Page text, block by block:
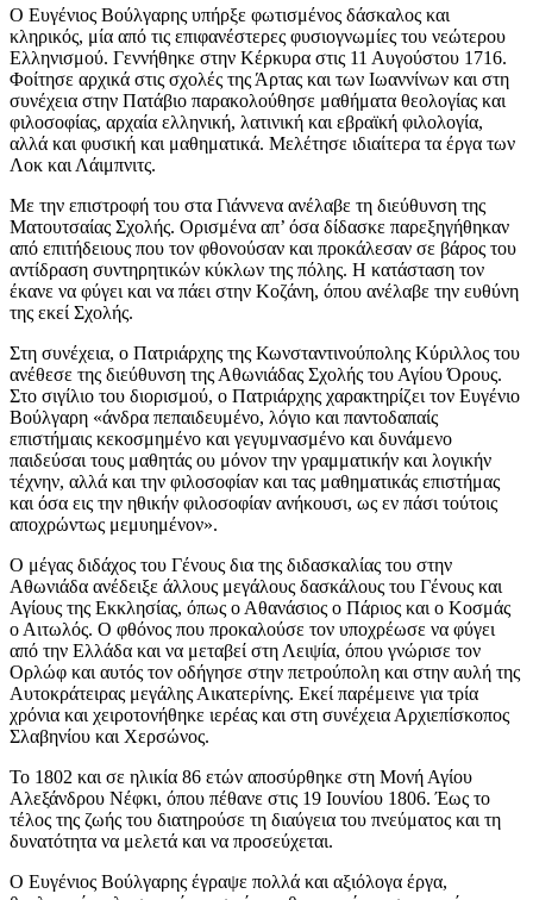
Ο Ευγένιος Βούλγαρης υπήρξε φωτισμένος δάσκαλος και
κληρικός, μία από τις επιφανέστερες φυσιογνωμίες του νεώτερου
Ελληνισμού. Γεννήθηκε στην Κέρκυρα στις 11 Αυγούστου 1716.
Φοίτησε αρχικά στις σχολές της Άρτας και των Ιωαννίνων και στη
συνέχεια στην Πατάβιο παρακολούθησε μαθήματα θεολογίας και
φιλοσοφίας, αρχαία ελληνική, λατινική και εβραϊκή φιλολογία,
αλλά και φυσική και μαθηματικά. Μελέτησε ιδιαίτερα τα έργα των
Λοκ και Λάιμπνιτς.
Με την επιστροφή του στα Γιάννενα ανέλαβε τη διεύθυνση της
Ματουτσαίας Σχολής. Ορισμένα απ’ όσα δίδασκε παρεξηγήθηκαν
από επιτήδειους που τον φθονούσαν και προκάλεσαν σε βάρος του
αντίδραση συντηρητικών κύκλων της πόλης. Η κατάσταση τον
έκανε να φύγει και να πάει στην Κοζάνη, όπου ανέλαβε την ευθύνη
της εκεί Σχολής.
Στη συνέχεια, ο Πατριάρχης της Κωνσταντινούπολης Κύριλλος του
ανέθεσε της διεύθυνση της Αθωνιάδας Σχολής του Αγίου Όρους.
Στο σιγίλιο του διορισμού, ο Πατριάρχης χαρακτηρίζει τον Ευγένιο
Βούλγαρη «άνδρα πεπαιδευμένο, λόγιο και παντοδαπαίς
επιστήμαις κεκοσμημένο και γεγυμνασμένο και δυνάμενο
παιδεύσαι τους μαθητάς ου μόνον την γραμματικήν και λογικήν
τέχνην, αλλά και την φιλοσοφίαν και τας μαθηματικάς επιστήμας
και όσα εις την ηθικήν φιλοσοφίαν ανήκουσι, ως εν πάσι τούτοις
αποχρώντως μεμυημένον».
Ο μέγας διδάχος του Γένους δια της διδασκαλίας του στην
Αθωνιάδα ανέδειξε άλλους μεγάλους δασκάλους του Γένους και
Αγίους της Εκκλησίας, όπως ο Αθανάσιος ο Πάριος και ο Κοσμάς
ο Αιτωλός. Ο φθόνος που προκαλούσε τον υποχρέωσε να φύγει
από την Ελλάδα και να μεταβεί στη Λειψία, όπου γνώρισε τον
Ορλώφ και αυτός τον οδήγησε στην πετρούπολη και στην αυλή της
Αυτοκράτειρας μεγάλης Αικατερίνης. Εκεί παρέμεινε για τρία
χρόνια και χειροτονήθηκε ιερέας και στη συνέχεια Αρχιεπίσκοπος
Σλαβηνίου και Χερσώνος.
Το 1802 και σε ηλικία 86 ετών αποσύρθηκε στη Μονή Αγίου
Αλεξάνδρου Νέφκι, όπου πέθανε στις 19 Ιουνίου 1806. Έως το
τέλος της ζωής του διατηρούσε τη διαύγεια του πνεύματος και τη
δυνατότητα να μελετά και να προσεύχεται.
Ο Ευγένιος Βούλγαρης έγραψε πολλά και αξιόλογα έργα,